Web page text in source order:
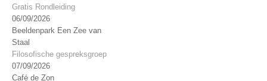
Gratis Rondleiding
06/09/2026
Beeldenpark Een Zee van
Staal
Filosofische gespreksgroep
07/09/2026
Café de Zon